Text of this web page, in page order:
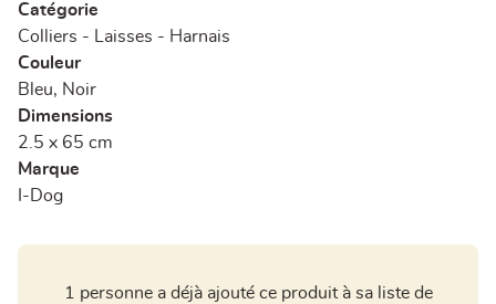
Catégorie
Colliers - Laisses - Harnais
Couleur
Bleu, Noir
Dimensions
2.5 x 65 cm
Marque
I-Dog
1 personne a déjà ajouté ce produit à sa liste de